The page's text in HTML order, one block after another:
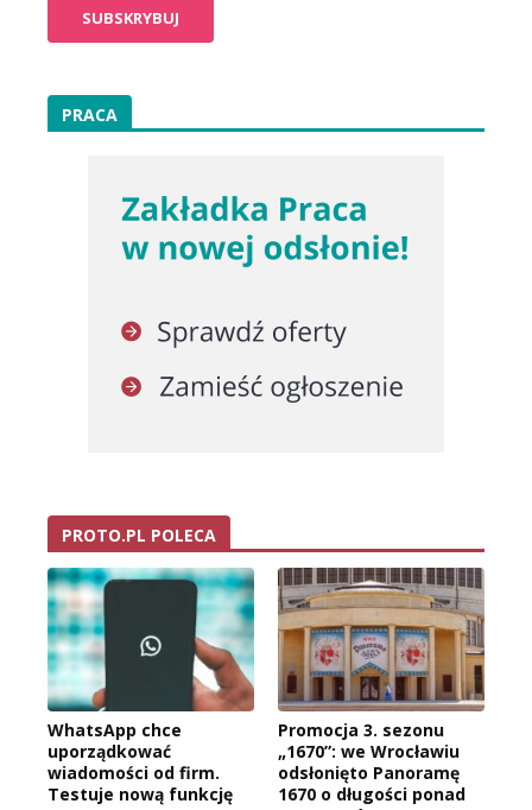
PRACA
PROTO.PL POLECA
WhatsApp chce
uporządkować
wiadomości od firm.
Testuje nową funkcję
Promocja 3. sezonu
„1670”: we Wrocławiu
odsłonięto Panoramę
1670 o długości ponad